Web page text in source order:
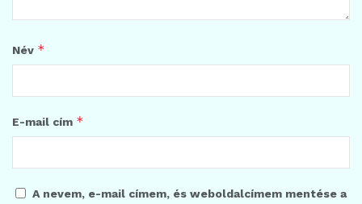
Név *
E-mail cím *
A nevem, e-mail címem, és weboldalcímem mentése a